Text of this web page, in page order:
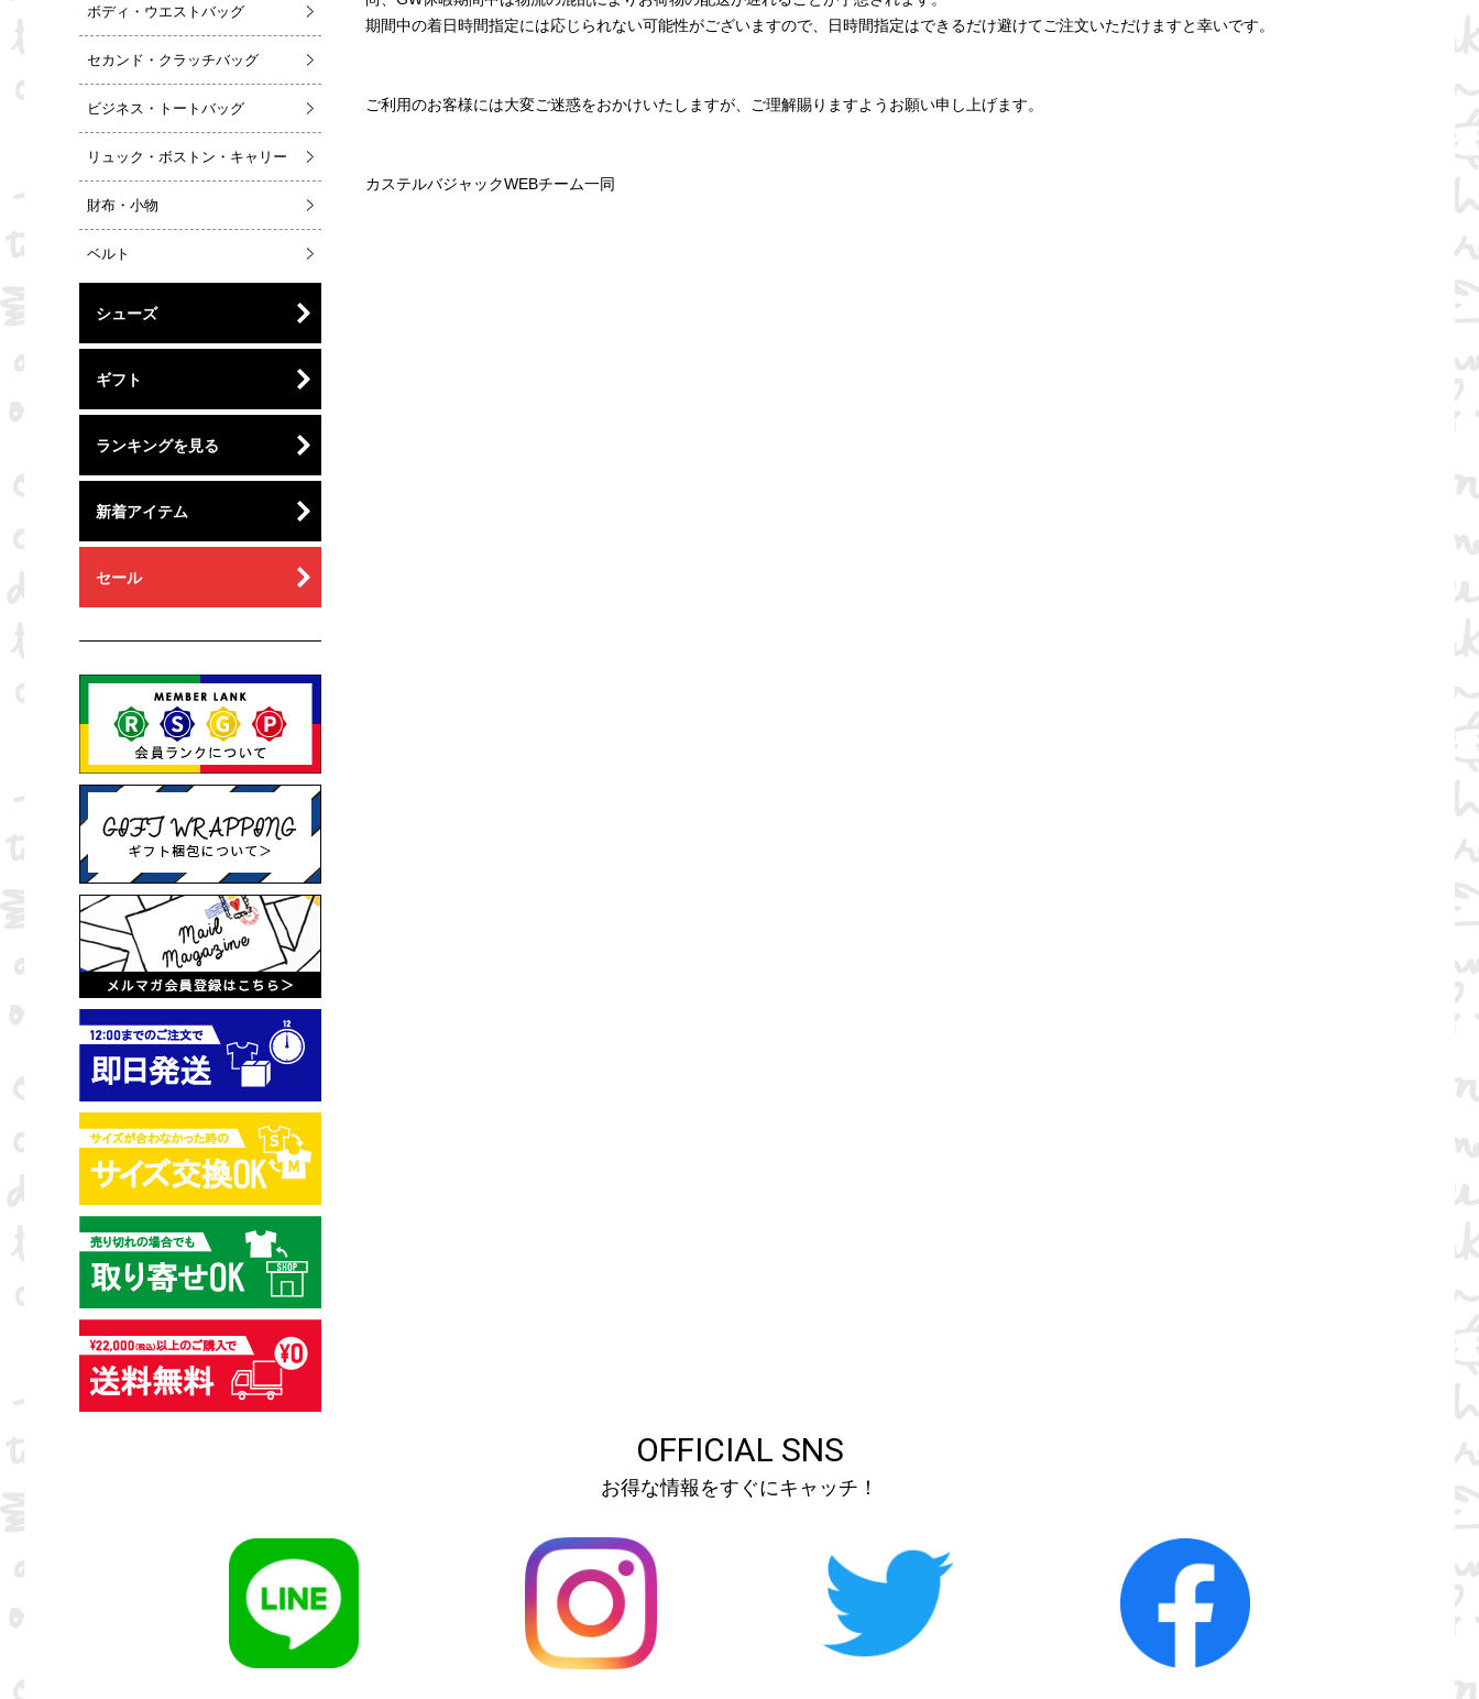
ボディ・ウエストバッグ
セカンド・クラッチバッグ
ビジネス・トートバッグ
リュック・ボストン・キャリー
財布・小物
ベルト
シューズ
ギフト
ランキングを見る
新着アイテム
セール
期間中の着日時間指定には応じられない可能性がございますので、日時間指定はできるだけ避けてご注文いただけますと幸いです。
ご利用のお客様には大変ご迷惑をおかけいたしますが、ご理解賜りますようお願い申し上げます。
カステルバジャックWEBチーム一同
OFFICIAL SNS
お得な情報をすぐにキャッチ！